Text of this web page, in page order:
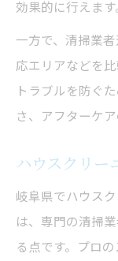
効果的に行えます
一方で、清掃業
応エリアなどを
トラブルを防ぐ
さ、アフターケ
ハウスクリー
岐阜県でハウス
は、専門の清掃
る点です。プロ